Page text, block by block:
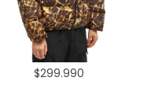
$299.990